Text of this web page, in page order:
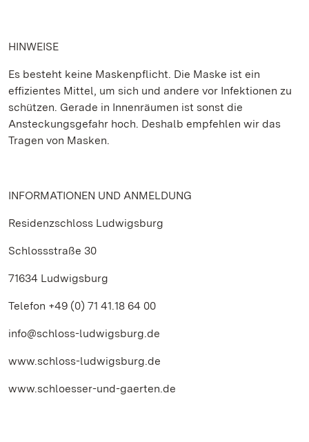
HINWEISE
Es besteht keine Maskenpflicht. Die Maske ist ein
effizientes Mittel, um sich und andere vor Infektionen zu
schützen. Gerade in Innenräumen ist sonst die
Ansteckungsgefahr hoch. Deshalb empfehlen wir das
Tragen von Masken.
INFORMATIONEN UND ANMELDUNG
Residenzschloss Ludwigsburg
Schlossstraße 30
71634 Ludwigsburg
Telefon +49 (0) 71 41.18 64 00
info@schloss-ludwigsburg.de
www.schloss-ludwigsburg.de
www.schloesser-und-gaerten.de